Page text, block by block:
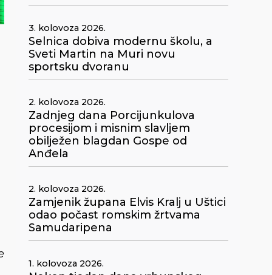
3. kolovoza 2026.
Selnica dobiva modernu školu, a
Sveti Martin na Muri novu
sportsku dvoranu
2. kolovoza 2026.
Zadnjeg dana Porcijunkulova
procesijom i misnim slavljem
obilježen blagdan Gospe od
Anđela
2. kolovoza 2026.
Zamjenik župana Elvis Kralj u Uštici
odao počast romskim žrtvama
Samudaripena
1. kolovoza 2026.